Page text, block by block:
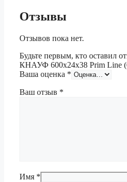
Отзывы
Отзывов пока нет.
Будьте первым, кто оставил
КНАУФ 600х24х38 Prim Line
Ваша оценка *
Ваш отзыв *
Имя *